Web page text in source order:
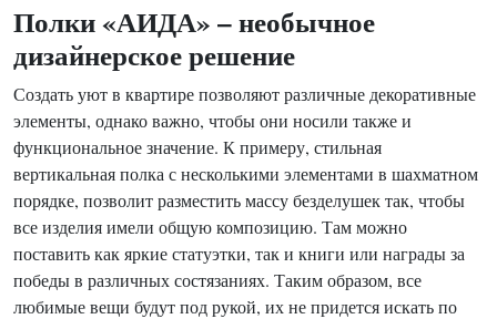
Полки «АИДА» – необычное
дизайнерское решение
Создать уют в квартире позволяют различные декоративные
элементы, однако важно, чтобы они носили также и
функциональное значение. К примеру, стильная
вертикальная полка с несколькими элементами в шахматном
порядке, позволит разместить массу безделушек так, чтобы
все изделия имели общую композицию. Там можно
поставить как яркие статуэтки, так и книги или награды за
победы в различных состязаниях. Таким образом, все
любимые вещи будут под рукой, их не придется искать по